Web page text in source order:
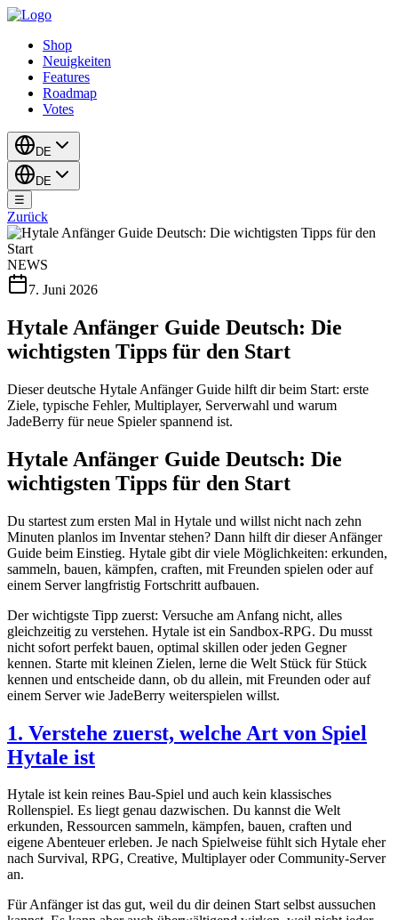
Shop
Neuigkeiten
Features
Roadmap
Votes
DE
DE
☰
Zurück
NEWS
7. Juni 2026
Hytale Anfänger Guide Deutsch: Die
wichtigsten Tipps für den Start
Dieser deutsche Hytale Anfänger Guide hilft dir beim Start: erste
Ziele, typische Fehler, Multiplayer, Serverwahl und warum
JadeBerry für neue Spieler spannend ist.
Hytale Anfänger Guide Deutsch: Die
wichtigsten Tipps für den Start
Du startest zum ersten Mal in Hytale und willst nicht nach zehn
Minuten planlos im Inventar stehen? Dann hilft dir dieser Anfänger
Guide beim Einstieg. Hytale gibt dir viele Möglichkeiten: erkunden,
sammeln, bauen, kämpfen, craften, mit Freunden spielen oder auf
einem Server langfristig Fortschritt aufbauen.
Der wichtigste Tipp zuerst: Versuche am Anfang nicht, alles
gleichzeitig zu verstehen. Hytale ist ein Sandbox-RPG. Du musst
nicht sofort perfekt bauen, optimal skillen oder jeden Gegner
kennen. Starte mit kleinen Zielen, lerne die Welt Stück für Stück
kennen und entscheide dann, ob du allein, mit Freunden oder auf
einem Server wie JadeBerry weiterspielen willst.
1. Verstehe zuerst, welche Art von Spiel
Hytale ist
Hytale ist kein reines Bau-Spiel und auch kein klassisches
Rollenspiel. Es liegt genau dazwischen. Du kannst die Welt
erkunden, Ressourcen sammeln, kämpfen, bauen, craften und
eigene Abenteuer erleben. Je nach Spielweise fühlt sich Hytale eher
nach Survival, RPG, Creative, Multiplayer oder Community-Server
an.
Für Anfänger ist das gut, weil du dir deinen Start selbst aussuchen